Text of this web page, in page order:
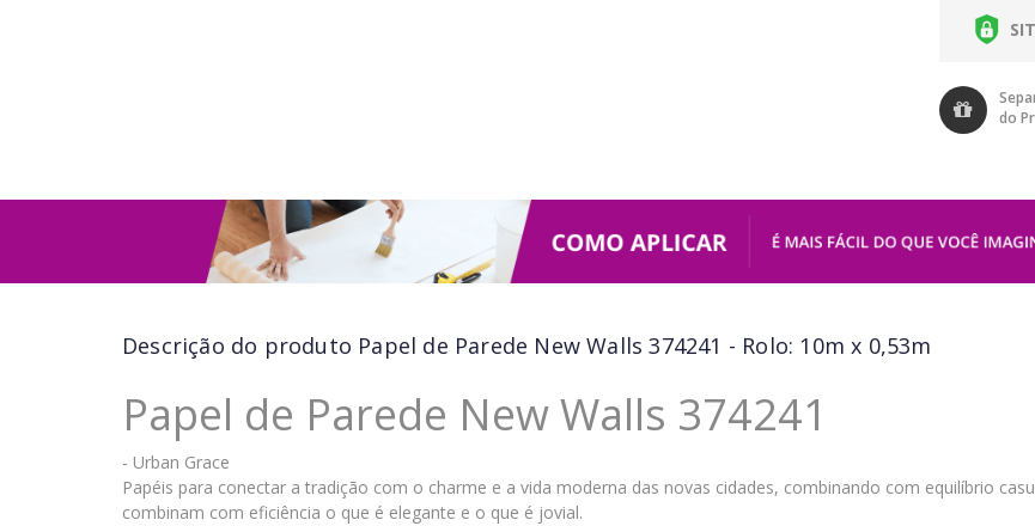
do
Descrição do produto Papel de Parede New Walls 374241 - Rolo: 10m x 0,53m
Papel de Parede New Walls 374241
- Urban Grace
Papéis para conectar a tradição com o charme e a vida moderna das novas cidades, combinando com equilíbrio
combinam com eficiência o que é elegante e o que é jovial.